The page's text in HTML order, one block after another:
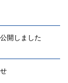
開しました